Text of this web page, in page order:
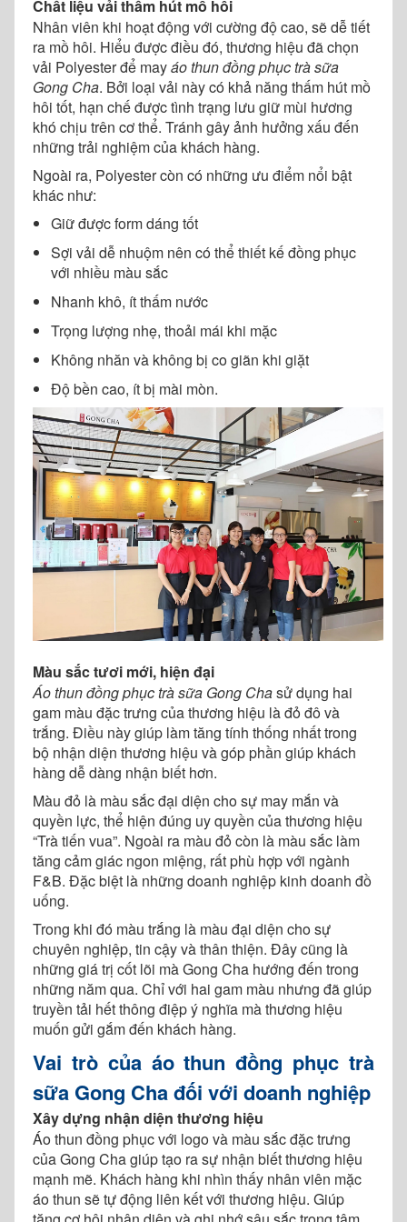
Chất liệu vải thấm hút mồ hôi
Nhân viên khi hoạt động với cường độ cao, sẽ dễ tiết
ra mồ hôi. Hiểu được điều đó, thương hiệu đã chọn
vải Polyester để mayáo thun đồng phục trà sữa
Gong Cha. Bởi loại vải này có khả năng thấm hút mồ
hôi tốt, hạn chế được tình trạng lưu giữ mùi hương
khó chịu trên cơ thể. Tránh gây ảnh hưởng xấu đến
những trải nghiệm của khách hàng.
Ngoài ra, Polyester còn có những ưu điểm nổi bật
khác như:
Giữ được form dáng tốt
Sợi vải dễ nhuộm nên có thể thiết kế đồng phục
với nhiều màu sắc
Nhanh khô, ít thấm nước
Trọng lượng nhẹ, thoải mái khi mặc
Không nhăn và không bị co giãn khi giặt
Độ bền cao, ít bị mài mòn.
Màu sắc tươi mới, hiện đại
Áo thun đồng phục trà sữa Gong Chasử dụng hai
gam màu đặc trưng của thương hiệu là đỏ đô và
trắng. Điều này giúp làm tăng tính thống nhất trong
bộ nhận diện thương hiệu và góp phần giúp khách
hàng dễ dàng nhận biết hơn.
Màu đỏ là màu sắc đại diện cho sự may mắn và
quyền lực, thể hiện đúng uy quyền của thương hiệu
“Trà tiến vua”. Ngoài ra màu đỏ còn là màu sắc làm
tăng cảm giác ngon miệng, rất phù hợp với ngành
F&B. Đặc biệt là những doanh nghiệp kinh doanh đồ
uống.
Trong khi đó màu trắng là màu đại diện cho sự
chuyên nghiệp, tin cậy và thân thiện. Đây cũng là
những giá trị cốt lõi mà Gong Cha hướng đến trong
những năm qua. Chỉ với hai gam màu nhưng đã giúp
truyền tải hết thông điệp ý nghĩa mà thương hiệu
muốn gửi gắm đến khách hàng.
Vai trò của áo thun đồng phục trà
sữa Gong Cha đối với doanh nghiệp
Xây dựng nhận diện thương hiệu
Áo thun đồng phục với logo và màu sắc đặc trưng
của Gong Cha giúp tạo ra sự nhận biết thương hiệu
mạnh mẽ. Khách hàng khi nhìn thấy nhân viên mặc
áo thun sẽ tự động liên kết với thương hiệu. Giúp